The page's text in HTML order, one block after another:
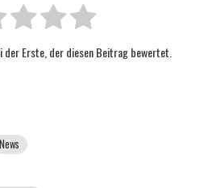
der Erste, der diesen Beitrag bewertet.
News